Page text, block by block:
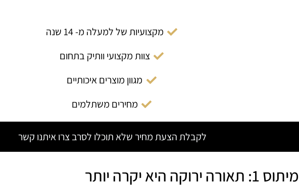
מקצועיות של למעלה מ- 14 שנה
צוות מקצועי וותיק בתחום
מגוון מוצרים איכותיים
מחירים משתלמים
לקבלת הצעת מחיר שלא תוכלו לסרב צרו איתנו קשר
מיתוס 1: תאורה ירוקה היא יקרה יותר